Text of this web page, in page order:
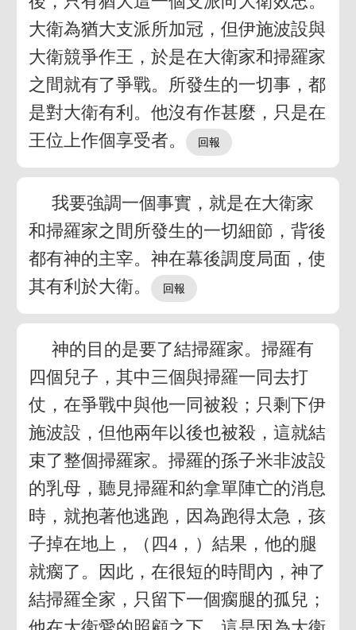
大衛為猶大支派所加冠，但伊施波設與
大衛競爭作王，於是在大衛家和掃羅家
之間就有了爭戰。所發生的一切事，都
是對大衛有利。他沒有作甚麼，只是在
王位上作個享受者。
我要強調一個事實，就是在大衛家
和掃羅家之間所發生的一切細節，背後
都有神的主宰。神在幕後調度局面，使
其有利於大衛。
神的目的是要了結掃羅家。掃羅有
四個兒子，其中三個與掃羅一同去打
仗，在爭戰中與他一同被殺；只剩下伊
施波設，但他兩年以後也被殺，這就結
束了整個掃羅家。掃羅的孫子米非波設
的乳母，聽見掃羅和約拿單陣亡的消息
時，就抱著他逃跑，因為跑得太急，孩
子掉在地上，（四4，）結果，他的腿
就瘸了。因此，在很短的時間內，神了
結掃羅全家，只留下一個瘸腿的孤兒；